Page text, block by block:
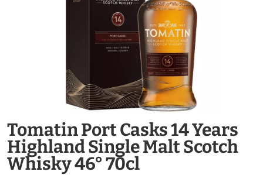
Tomatin Port Casks 14 Years
Highland Single Malt Scotch
Whisky 46° 70cl